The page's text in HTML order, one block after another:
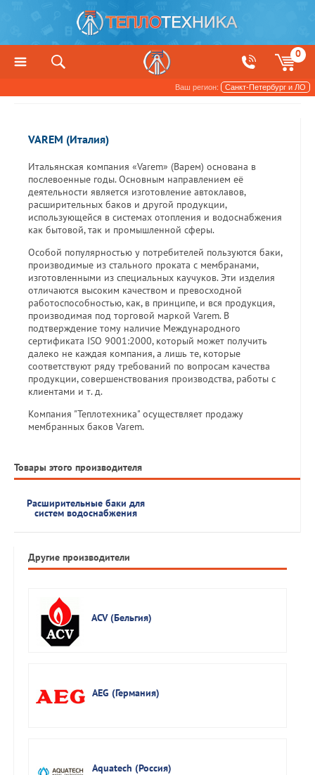
0
Ваш регион: Санкт-Петербург и ЛО
VAREM (Италия)
Итальянская компания «Varem» (Варем) основана в
послевоенные годы. Основным направлением её
деятельности является изготовление автоклавов,
расширительных баков и другой продукции,
использующейся в системах отопления и водоснабжения
как бытовой, так и промышленной сферы.
Особой популярностью у потребителей пользуются баки,
производимые из стального проката с мембранами,
изготовленными из специальных каучуков. Эти изделия
отличаются высоким качеством и превосходной
работоспособностью, как, в принципе, и вся продукция,
производимая под торговой маркой Varem. В
подтверждение тому наличие Международного
сертификата ISO 9001:2000, который может получить
далеко не каждая компания, а лишь те, которые
соответствуют ряду требований по вопросам качества
продукции, совершенствования производства, работы с
клиентами и т. д.
Компания "Теплотехника" осуществляет продажу
мембранных баков Varem.
Товары этого производителя
Расширительные баки для
систем водоснабжения
Другие производители
ACV (Бельгия)
AEG (Германия)
Aquatech (Россия)